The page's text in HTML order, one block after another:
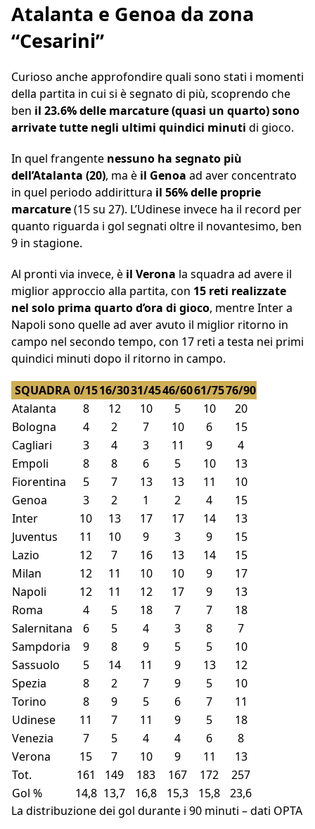
Atalanta e Genoa da zona
“Cesarini”
Curioso anche approfondire quali sono stati i momenti
della partita in cui si è segnato di più, scoprendo che
ben il 23.6% delle marcature (quasi un quarto) sono
arrivate tutte negli ultimi quindici minuti di gioco.
In quel frangente nessuno ha segnato più
dell’Atalanta (20), ma è il Genoa ad aver concentrato
in quel periodo addirittura il 56% delle proprie
marcature(15 su 27). L’Udinese invece ha il record per
quanto riguarda i gol segnati oltre il novantesimo, ben
9 in stagione.
Al pronti via invece, è il Verona la squadra ad avere il
miglior approccio alla partita, con 15 reti realizzate
nel solo prima quarto d’ora di gioco, mentre Inter a
Napoli sono quelle ad aver avuto il miglior ritorno in
campo nel secondo tempo, con 17 reti a testa nei primi
quindici minuti dopo il ritorno in campo.
SQUADRA 0/1516/3031/4546/6061/7576/90
Atalanta
8 12 10 5 10
20
Bologna
4 2 7 10 6
15
Cagliari
3 4 3 11 9
4
Empoli
8 8 6 5 10
13
Fiorentina
5 7 13 13 11
10
Genoa
3 2 1 2 4
15
Inter
10 13 17 17 14
13
Juventus
11 10 9 3 9
15
Lazio
12 7 16 13 14
15
Milan
12 11 10 10 9
17
Napoli
12 11 12 17 9
13
Roma
4 5 18 7 7
18
Salernitana
6 5 4 3 8
7
Sampdoria
9 8 9 5 5
10
Sassuolo
5 14 11 9 13
12
Spezia
8 2 7 9 5
10
Torino
8 9 5 6 7
11
Udinese
11 7 11 9 5
18
Venezia
7 5 4 4 6
8
Verona
15 7 10 9 11
13
Tot.
161 149 183 167 172
257
Gol %
14,8 13,7 16,8 15,3 15,8
23,6
La distribuzione dei gol durante i 90 minuti – dati OPTA